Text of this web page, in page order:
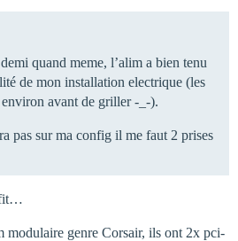
quand meme, l’alim a bien tenu
de mon installation electrique (les
avant de griller -_-).
pas sur ma config il me faut 2 prises
modulaire genre Corsair, ils ont 2x pci-